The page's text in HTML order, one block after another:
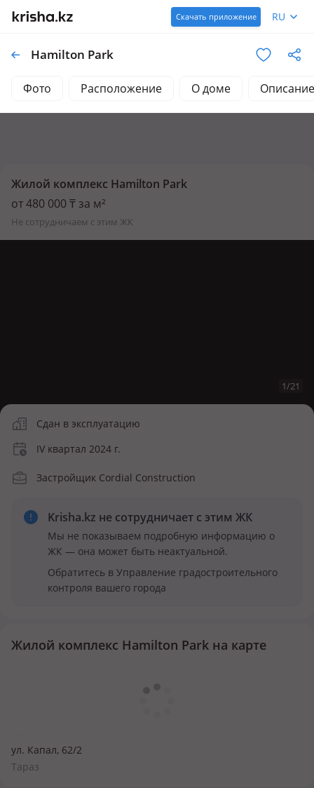
Скачать приложение RU
Hamilton Park
Фото Расположение О доме Описание
Жилой комплекс Hamilton Park
от 480 000 ₸ за м²
не сотрудничаем с этим ЖК
1/21
Сдан в эксплуатацию
IV квартал 2024 г.
Застройщик Cordial Construction
Krisha.kz не сотрудничает с этим ЖК
Мы не показываем подробную информацию о
ЖК — она может быть неактуальной.
Обратитесь в Управление градостроительного
контроля вашего города
Жилой комплекс Hamilton Park на карте
ул. Капал, 62/2
Тараз